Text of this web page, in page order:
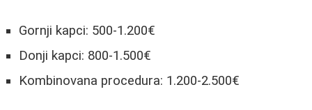
Gornji kapci: 500-1.200€
Donji kapci: 800-1.500€
Kombinovana procedura: 1.200-2.500€